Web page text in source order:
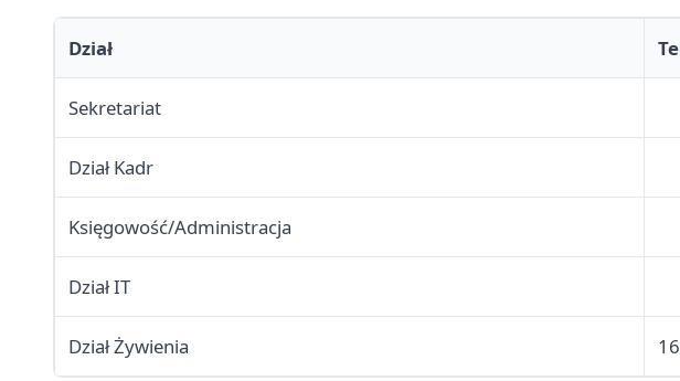
Dział
Sekretariat
Dział Kadr
Księgowość/Administracja
Dział IT
Dział Żywienia